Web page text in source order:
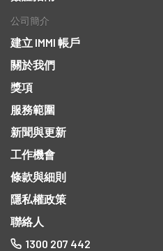
公司簡介
建立 IMMI 帳戶
關於我們
獎項
服務範圍
新聞與更新
工作機會
條款與細則
隱私權政策
聯絡人
1300 207 442